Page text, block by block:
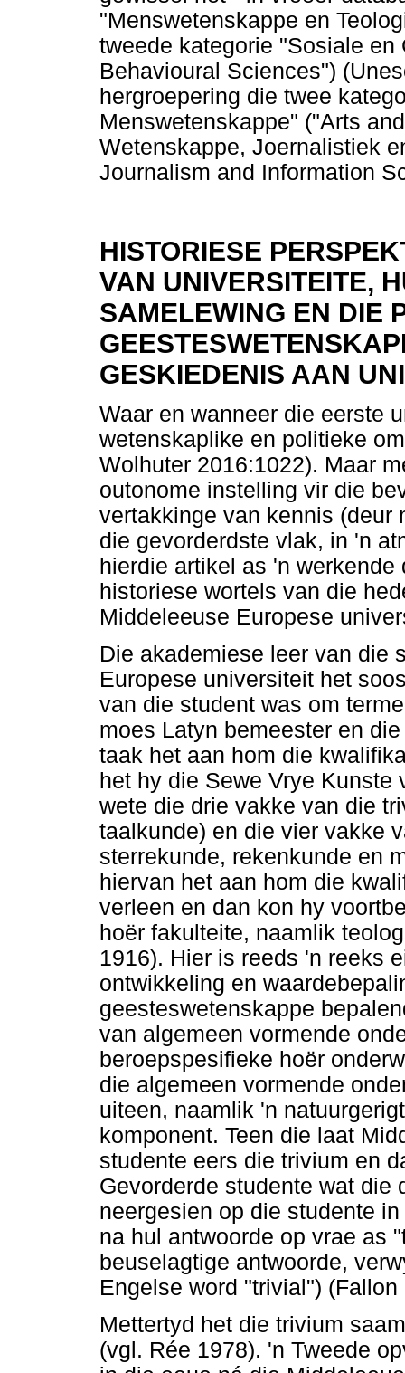
"Menswetenskappe en
tweede kategorie "Sosiale
Behavioural Sciences")
hergroepering die twee
Menswetenskappe" ("Arts
Wetenskappe, Joernalistiek
Journalism and Information
HISTORIESE
VAN UNIVERSITEITE,
SAMELEWING EN DIE
GESKIEDENIS AAN
Waar en wanneer die eerste
wetenskaplike en politieke
Wolhuter 2016:1022). Maar
outonome instelling vir die
vertakkinge van kennis (deur
die gevorderdste vlak, in 'n
hierdie artikel as 'n
historiese wortels van die
Middeleeuse Europese
Die akademiese leer van die
Europese universiteit het
van die student was om
moes Latyn bemeester en
taak het aan hom die
het hy die Sewe Vrye Kunste
wete die drie vakke van die
taalkunde) en die vier vakke
sterrekunde, rekenkunde en
hiervan het aan hom die
verleen en dan kon hy
hoër fakulteite, naamlik
1916). Hier is reeds 'n reeks
ontwikkeling en
geesteswetenskappe
van algemeen vormende
beroepspesifieke hoër
die algemeen vormende
uiteen, naamlik 'n
komponent. Teen die laat
studente eers die trivium en
Gevorderde studente wat die
neergesien op die studente
na hul antwoorde op vrae as
beuselagtige antwoorde,
Engelse word "trivial") (Fallon
Mettertyd het die trivium
(vgl. Rée 1978). 'n Tweede